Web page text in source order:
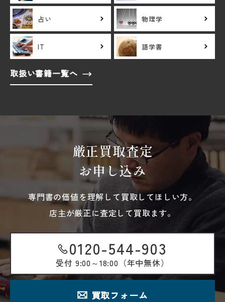
占い 物理学
IT 語学書
取扱い書籍一覧へ
厳正買取査定
お申し込み
専門書の価値を理解して買取してほしい方。
店主が厳正に査定して買取ます。
0120-544-903
受付 9:00～18:00（年中無休）
買取フォーム